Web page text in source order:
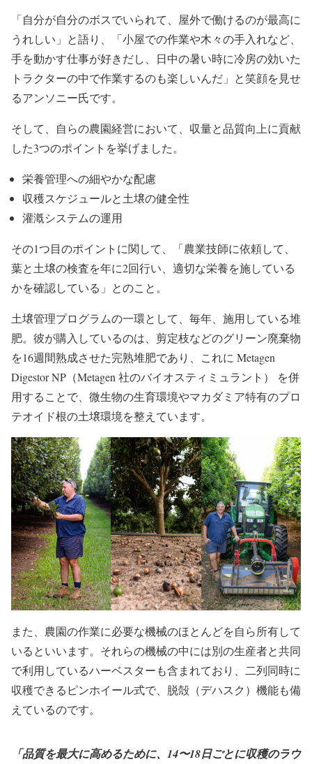
「自分が自分のボスでいられて、屋外で働けるのが最高に
うれしい」と語り、「小屋での作業や木々の手入れなど、
手を動かす仕事が好きだし、日中の暑い時に冷房の効いた
トラクターの中で作業するのも楽しいんだ」と笑顔を見せ
るアンソニー氏です。
そして、自らの農園経営において、収量と品質向上に貢献
した3つのポイントを挙げました。
栄養管理への細やかな配慮
収穫スケジュールと土壌の健全性
灌漑システムの運用
その1つ目のポイントに関して、「農業技師に依頼して、
葉と土壌の検査を年に2回行い、適切な栄養を施している
かを確認している」とのこと。
土壌管理プログラムの一環として、毎年、施用している堆
肥。彼が購入しているのは、剪定枝などのグリーン廃棄物
を16週間熟成させた完熟堆肥であり、これに Metagen
Digestor NP（Metagen 社のバイオスティミュラント） を併
用することで、微生物の生育環境やマカダミア特有のプロ
テオイド根の土壌環境を整えています。
また、農園の作業に必要な機械のほとんどを自ら所有して
いるといいます。それらの機械の中には別の生産者と共同
で利用しているハーベスターも含まれており、二列同時に
収穫できるピンホイール式で、脱殻（デハスク）機能も備
えているのです。
「品質を最大に高めるために、14〜18日ごとに収穫のラウ